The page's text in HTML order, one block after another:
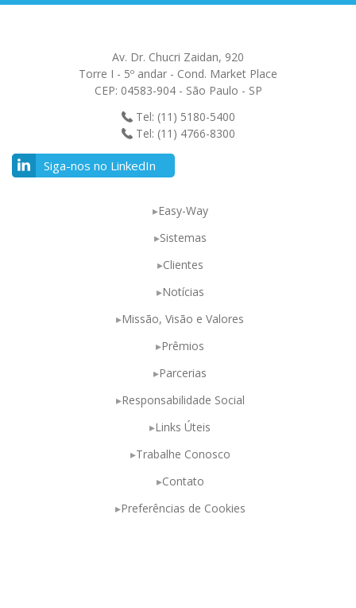
Av. Dr. Chucri Zaidan, 920
Torre I - 5º andar - Cond. Market Place
CEP: 04583-904 - São Paulo - SP
Tel: (11) 5180-5400
Tel: (11) 4766-8300
Siga-nos no LinkedIn
Easy-Way
Sistemas
Clientes
Notícias
Missão, Visão e Valores
Prêmios
Parcerias
Responsabilidade Social
Links Úteis
Trabalhe Conosco
Contato
Preferências de Cookies